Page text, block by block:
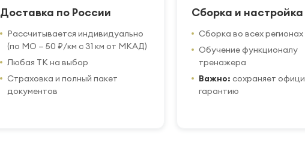
Доставка по России
Рассчитывается индивидуально
(по МО — 50 ₽/км с 31 км от МКАД)
Любая ТК на выбор
Страховка и полный пакет
документов
Сборка и настройка
Сборка во всех
Обучение функционалу
тренажера
Важно: сохраняет
гарантию